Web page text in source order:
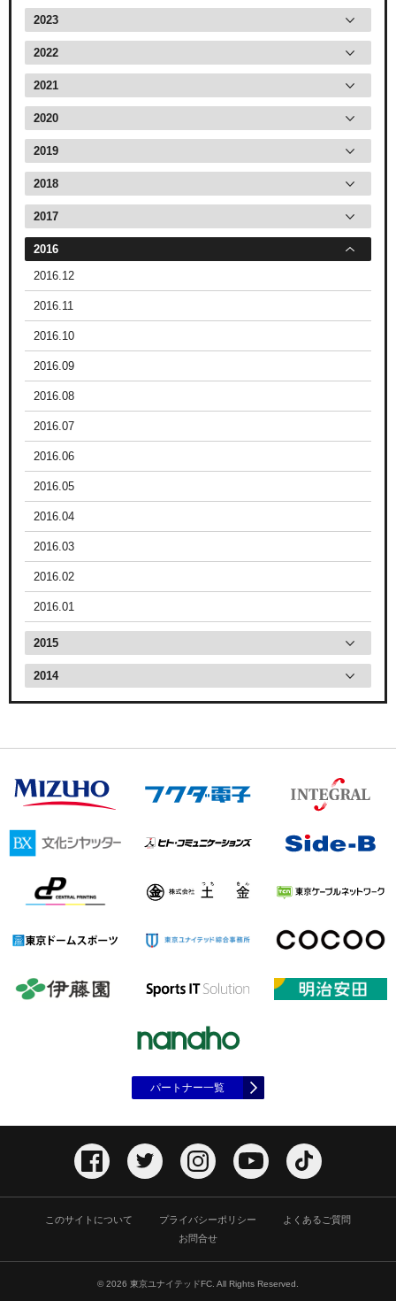
2023
2022
2021
2020
2019
2018
2017
2016
2016.12
2016.11
2016.10
2016.09
2016.08
2016.07
2016.06
2016.05
2016.04
2016.03
2016.02
2016.01
2015
2014
パートナー一覧
このサイトについて プライバシーポリシー
よくあるご質問
お問合せ
© 2026 東京ユナイテッドFC. All Rights Reserved.